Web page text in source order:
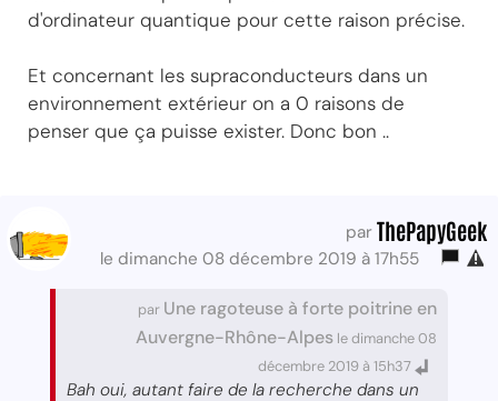
d'ordinateur quantique pour cette raison précise.
Et concernant les supraconducteurs dans un
environnement extérieur on a 0 raisons de
penser que ça puisse exister. Donc bon ..
par ThePapyGeek
le dimanche 08 décembre 2019 à 17h55
par Une ragoteuse à forte poitrine en
Auvergne-Rhône-Alpes le dimanche 08
décembre 2019 à 15h37
Bah oui, autant faire de la recherche dans un